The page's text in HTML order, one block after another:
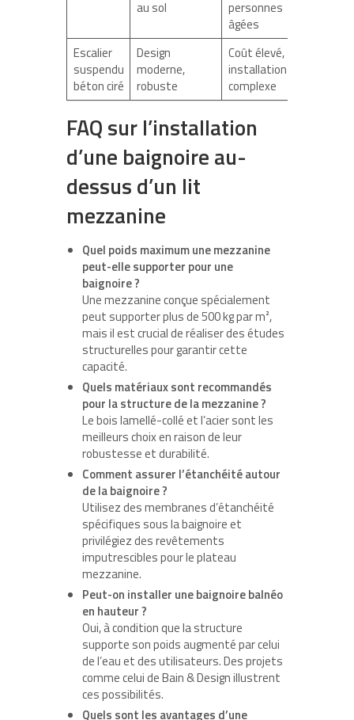
au sol
personnes
âgées
Escalier
suspendu
béton ciré
Design
moderne,
robuste
Coût élevé,
installation
complexe
FAQ sur l’installation
d’une baignoire au-
dessus d’un lit
mezzanine
Quel poids maximum une mezzanine
peut-elle supporter pour une
baignoire ?
Une mezzanine conçue spécialement
peut supporter plus de 500 kg par m²,
mais il est crucial de réaliser des études
structurelles pour garantir cette
capacité.
Quels matériaux sont recommandés
pour la structure de la mezzanine ?
Le bois lamellé-collé et l’acier sont les
meilleurs choix en raison de leur
robustesse et durabilité.
Comment assurer l’étanchéité autour
de la baignoire ?
Utilisez des membranes d’étanchéité
spécifiques sous la baignoire et
privilégiez des revêtements
imputrescibles pour le plateau
mezzanine.
Peut-on installer une baignoire balnéo
en hauteur ?
Oui, à condition que la structure
supporte son poids augmenté par celui
de l’eau et des utilisateurs. Des projets
comme celui de Bain & Design illustrent
ces possibilités.
Quels sont les avantages d’une